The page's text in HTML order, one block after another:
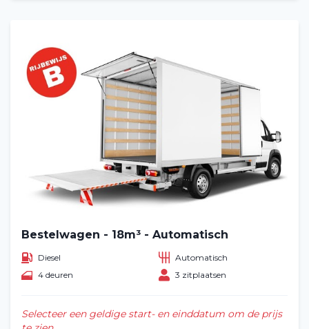
Bestelwagen - 18m³ - Automatisch
Diesel
Automatisch
4 deuren
3 zitplaatsen
Selecteer een geldige start- en einddatum om de prijs